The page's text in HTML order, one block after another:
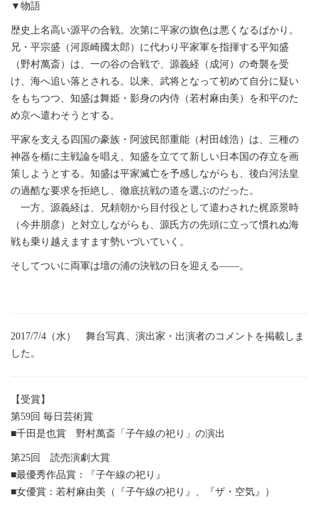
▼物語
歴史上名高い源平の合戦。次第に平家の旗色は悪くなるばかり。
兄・平宗盛（河原崎國太郎）に代わり平家軍を指揮する平知盛
（野村萬斎）は、一の谷の合戦で、源義経（成河）の奇襲を受
け、海へ追い落とされる。以来、武将となって初めて自分に疑い
をもちつつ、知盛は舞姫・影身の内侍（若村麻由美）を和平のた
め京へ遣わそうとする。
平家を支える四国の豪族・阿波民部重能（村田雄浩）は、三種の
神器を楯に主戦論を唱え、知盛を立てて新しい日本国の存立を画
策しようとする。知盛は平家滅亡を予感しながらも、後白河法皇
の過酷な要求を拒絶し、徹底抗戦の道を選ぶのだった。
一方、源義経は、兄頼朝から目付役として遣わされた梶原景時
（今井朋彦）と対立しながらも、源氏方の先頭に立って慣れぬ海
戦も乗り越えますます勢いづいていく。
そしてついに両軍は壇の浦の決戦の日を迎える――。
2017/7/4（水） 舞台写真、演出家・出演者のコメントを掲載しま
した。
【受賞】
第59回 毎日芸術賞
■千田是也賞 野村萬斎「子午線の祀り」の演出
第25回 読売演劇大賞
■最優秀作品賞：『子午線の祀り』
■女優賞：若村麻由美（『子午線の祀り』、『ザ・空気』）